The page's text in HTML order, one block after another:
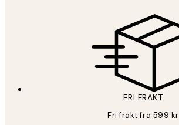
FRI FRAKT
Fri frakt fra 599 kr